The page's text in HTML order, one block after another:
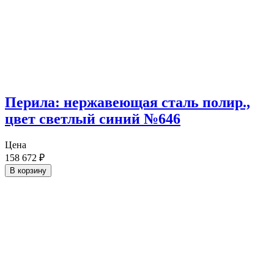
Перила: нержавеющая сталь полир.,
цвет светлый синий №646
Цена
158 672 ₽
В корзину